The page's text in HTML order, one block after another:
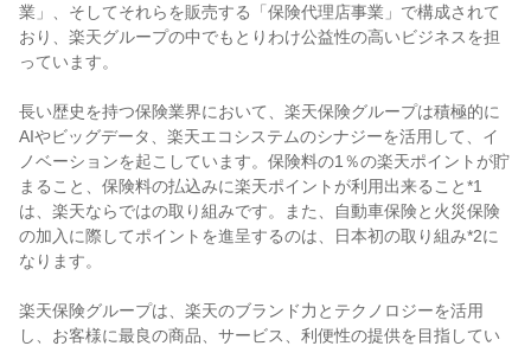
業」、そしてそれらを販売する「保険代理店事業」で構成されて
おり、楽天グループの中でもとりわけ公益性の高いビジネスを担
っています。
長い歴史を持つ保険業界において、楽天保険グループは積極的に
AIやビッグデータ、楽天エコシステムのシナジーを活用して、イ
ノベーションを起こしています。保険料の1％の楽天ポイントが貯
まること、保険料の払込みに楽天ポイントが利用出来ること*1
は、楽天ならではの取り組みです。また、自動車保険と火災保険
の加入に際してポイントを進呈するのは、日本初の取り組み*2に
なります。
楽天保険グループは、楽天のブランド力とテクノロジーを活用
し、お客様に最良の商品、サービス、利便性の提供を目指してい